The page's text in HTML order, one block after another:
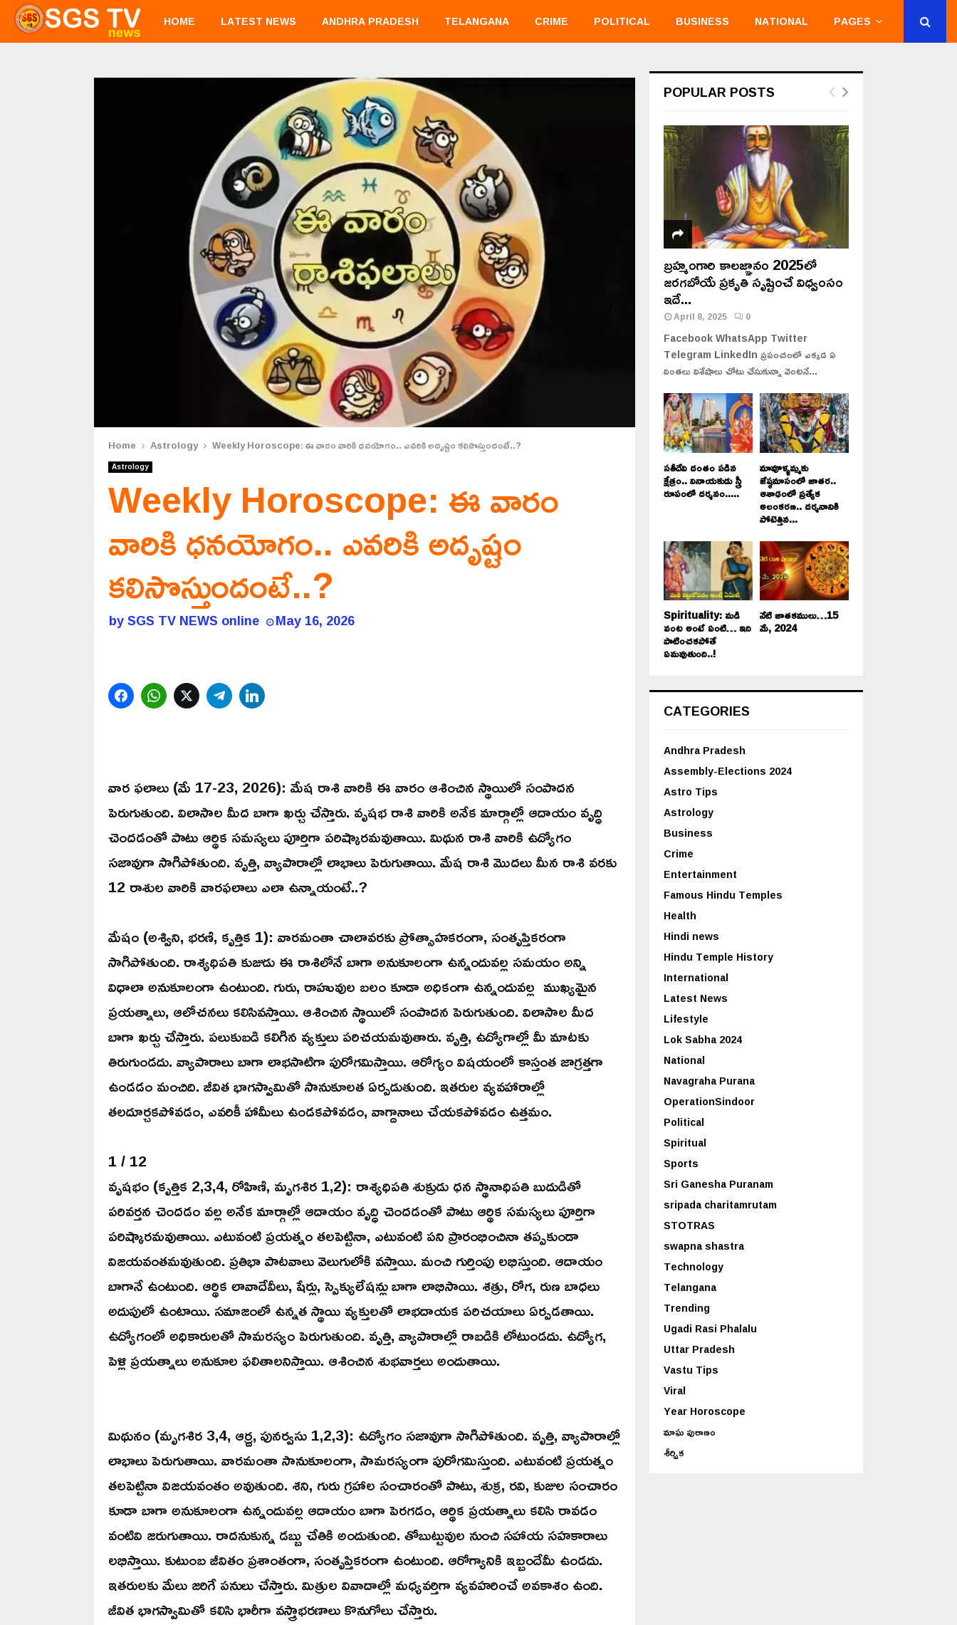
HOME LATEST NEWS ANDHRA PRADESH TELANGANA CRIME POLITICAL BUSINESS NATIONAL PAGES
Home Astrology Weekly Horoscope: ఈ వారం వారికి ధనయోగం.. ఎవరికి అదృష్టం కలిసొస్తుందంటే..?
Astrology
Weekly Horoscope: ఈ వారం
వారికి ధనయోగం.. ఎవరికి అదృష్టం
కలిసొస్తుందంటే..?
bySGS TV NEWS online May 16, 2026
FacebookWhatsAppTwitterTelegram
వార ఫలాలు (మే 17-23, 2026): మేష రాశి వారికి ఈ వారం ఆశించిన స్థాయిలో సంపాదన
పెరుగుతుంది. విలాసాల మీద బాగా ఖర్చు చేస్తారు. వృషభ రాశి వారికి అనేక మార్గాల్లో ఆదాయం వృద్ధి
చెందడంతో పాటు ఆర్థిక సమస్యలు పూర్తిగా పరిష్కారమవుతాయి. మిథున రాశి వారికి ఉద్యోగం
సజావుగా సాగిపోతుంది. వృత్తి, వ్యాపారాల్లో లాభాలు పెరుగుతాయి. మేష రాశి మొదలు మీన రాశి వరకు
12 రాశుల వారికి వారఫలాలు ఎలా ఉన్నాయంటే..?
మేషం (అశ్విని, భరణి, కృత్తిక 1): వారమంతా చాలావరకు ప్రోత్సాహకరంగా, సంతృప్తికరంగా
సాగిపోతుంది. రాశ్యధిపతి కుజుడు ఈ రాశిలోనే బాగా అనుకూలంగా ఉన్నందువల్ల సమయం అన్ని
విధాలా అనుకూలంగా ఉంటుంది. గురు, రాహువుల బలం కూడా అధికంగా ఉన్నందువల్ల ముఖ్యమైన
ప్రయత్నాలు, ఆలోచనలు కలిసివస్తాయి. ఆశించిన స్థాయిలో సంపాదన పెరుగుతుంది. విలాసాల మీద
బాగా ఖర్చు చేస్తారు. పలుకుబడి కలిగిన వ్యక్తులు పరిచయమవుతారు. వృత్తి, ఉద్యోగాల్లో మీ మాటకు
తిరుగుండదు. వ్యాపారాలు బాగా లాభసాటిగా పురోగమిస్తాయి. ఆరోగ్యం విషయంలో కాస్తంత జాగ్రత్తగా
ఉండడం మంచిది. జీవిత భాగస్వామితో సానుకూలత ఏర్పడుతుంది. ఇతరుల వ్యవహారాల్లో
తలదూర్చకపోవడం, ఎవరికీ హామీలు ఉండకపోవడం, వాగ్దానాలు చేయకపోవడం ఉత్తమం.
1 / 12
వృషభం (కృత్తిక 2,3,4, రోహిణి, మృగశిర 1,2): రాశ్యధిపతి శుక్రుడు ధన స్థానాధిపతి బుదుడితో
పరివర్తన చెందడం వల్ల అనేక మార్గాల్లో ఆదాయం వృద్ధి చెందడంతో పాటు ఆర్థిక సమస్యలు పూర్తిగా
పరిష్కారమవుతాయి. ఎటువంటి ప్రయత్నం తలపెట్టినా, ఎటువంటి పని ప్రారంభించినా తప్పకుండా
విజయవంతమవుతుంది. ప్రతిభా పాటవాలు వెలుగులోకి వస్తాయి. మంచి గుర్తింపు లభిస్తుంది. ఆదాయం
బాగానే ఉంటుంది. ఆర్థిక లావాదేవీలు, షేర్లు, స్పెక్యులేషన్లు బాగా లాభిసాయి. శత్రు, రోగ, రుణ బాధలు
అదుపులో ఉంటాయి. సమాజంలో ఉన్నత స్థాయి వ్యక్తులతో లాభదాయక పరిచయాలు ఏర్పడతాయి.
ఉద్యోగంలో అధికారులతో సామరస్యం పెరుగుతుంది. వృత్తి, వ్యాపారాల్లో రాబడికి లోటుండదు. ఉద్యోగ,
పెళ్లి ప్రయత్నాలు అనుకూల ఫలితాలనిస్తాయి. ఆశించిన శుభవార్తలు అందుతాయి.
మిథునం (మృగశిర 3,4, ఆర్ద్ర, పునర్వసు 1,2,3): ఉద్యోగం సజావుగా సాగిపోతుంది. వృత్తి, వ్యాపారాల్లో
లాభాలు పెరుగుతాయి. వారమంతా సానుకూలంగా, సామరస్యంగా పురోగమిస్తుంది. ఎటువంటి ప్రయత్నం
తలపెట్టినా విజయవంతం అవుతుంది. శని, గురు గ్రహాల సంచారంతో పాటు, శుక్ర, రవి, కుజుల సంచారం
కూడా బాగా అనుకూలంగా ఉన్నందువల్ల ఆదాయం బాగా పెరగడం, ఆర్థిక ప్రయత్నాలు కలిసి రావడం
వంటివి జరుగుతాయి. రాదనుకున్న డబ్బు చేతికి అందుతుంది. తోబుట్టువుల నుంచి సహాయ సహకారాలు
లభిస్తాయి. కుటుంబ జీవితం ప్రశాంతంగా, సంతృప్తికరంగా ఉంటుంది. ఆరోగ్యానికి ఇబ్బందేమీ ఉండదు.
ఇతరులకు మేలు జరిగే పనులు చేస్తారు. మిత్రుల వివాదాల్లో మధ్యవర్తిగా వ్యవహరించే అవకాశం ఉంది.
జీవిత భాగస్వామితో కలిసి భారీగా వస్త్రాభరణాలు కొనుగోలు చేస్తారు.
POPULAR POSTS
బ్రహ్మంగారి కాలజ్ఞానం 2025లో
జరగబోయే ప్రకృతి సృష్టించే విధ్వంసం
ఇదే...
April 8, 2025 0
Facebook WhatsApp Twitter
Telegram LinkedIn ప్రపంచంలో ఎక్కడ ఏ
వింతలు విశేషాలు చోటు చేసుకున్నా వెంటనే...
సతీదేవి దంతం పడిన
క్షేత్రం.. వినాయకుడు స్త్రీ
రూపంలో దర్శనం.....
మావూళ్ళమ్మకు
జేష్ఠమాసంలో జాతర..
ఆశాఢంలో ప్రత్యేక
అలంకరణ.. దర్శనానికి
పోటెత్తిన...
Spirituality: మడి
వంట అంటే ఏంటి… ఇది
పాటించకపోతే
ఏమవుతుంది..!
నేటి జాతకములు…15
మే, 2024
CATEGORIES
Andhra Pradesh
Assembly-Elections 2024
Astro Tips
Astrology
Business
Crime
Entertainment
Famous Hindu Temples
Health
Hindi news
Hindu Temple History
International
Latest News
Lifestyle
Lok Sabha 2024
National
Navagraha Purana
OperationSindoor
Political
Spiritual
Sports
Sri Ganesha Puranam
sripada charitamrutam
STOTRAS
swapna shastra
Technology
Telangana
Trending
Ugadi Rasi Phalalu
Uttar Pradesh
Vastu Tips
Viral
Year Horoscope
మాఘ పురాణం
శీర్షిక